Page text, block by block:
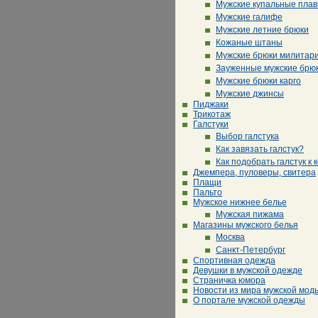
Мужские купальные
Мужские галифе
Мужские летние брюки
Кожаные штаны
Мужские брюки милитари
Зауженные мужские
Мужские брюки карго
Мужские джинсы
Пиджаки
Трикотаж
Галстуки
Выбор галстука
Как завязать галстук?
Как подобрать галстук к
Джемпера, пуловеры, свитера
Плащи
Пальто
Мужское нижнее белье
Мужская пижама
Магазины мужского белья
Москва
Санкт-Петербург
Спортивная одежда
Девушки в мужской одежде
Страничка юмора
Новости из мира мужской
О портале мужской одежды